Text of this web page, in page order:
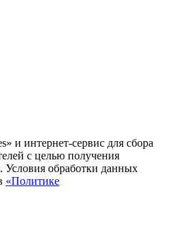
и интернет-сервис для сбора
с целью получения
Условия обработки данных
«Политике